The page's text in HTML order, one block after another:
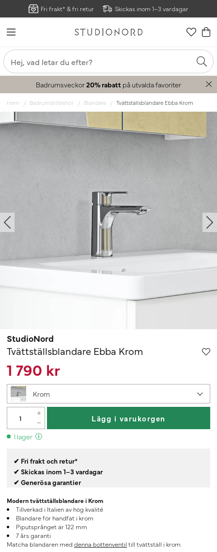
Fri frakt* & fri retur Skickas inom 1–3 vardagar
Badrumsveckor20% rabatt på utvalda favoriter
Hem Badrumstillbehör Blandare Tvättställsblandare Ebba Krom
StudioNord
Tvättställsblandare Ebba Krom
1 790 kr
Krom
Lägg i varukorgen
I lager
✔ Fri frakt och retur*
✔ Skickas inom 1–3 vardagar
✔ Generösa garantier
Modern tvättställsblandare i Krom
Tillverkad i Italien av hög kvalité
Blandare för handfat i krom
Piputsprånget är 122 mm
7 års garanti
Matcha blandaren med denna bottenventil till tvättställ i krom.